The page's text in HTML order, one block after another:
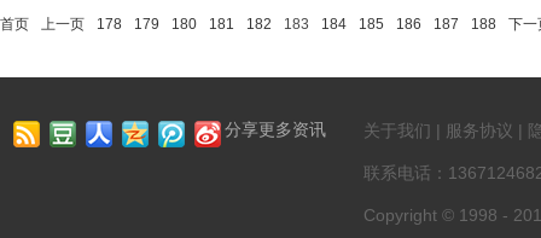
首页 上一页 178 179 180 181 182 183 184 185 186 187 188 下一
分享更多资讯 关于我们 | 服务协议 |
联系电话：
Copyright © 1998 -